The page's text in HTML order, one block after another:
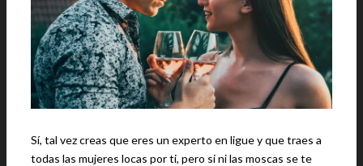
Sí, tal vez creas que eres un experto en ligue y que traes a
todas las mujeres locas por ti, pero si ni las moscas se te